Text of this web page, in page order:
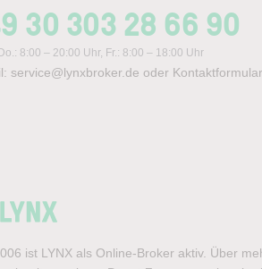
30 303 28 66 90
8:00 – 20:00 Uhr, Fr.: 8:00 – 18:00 Uhr
service@lynxbroker.de oder Kontaktformular
ist LYNX als Online-Broker aktiv. Über